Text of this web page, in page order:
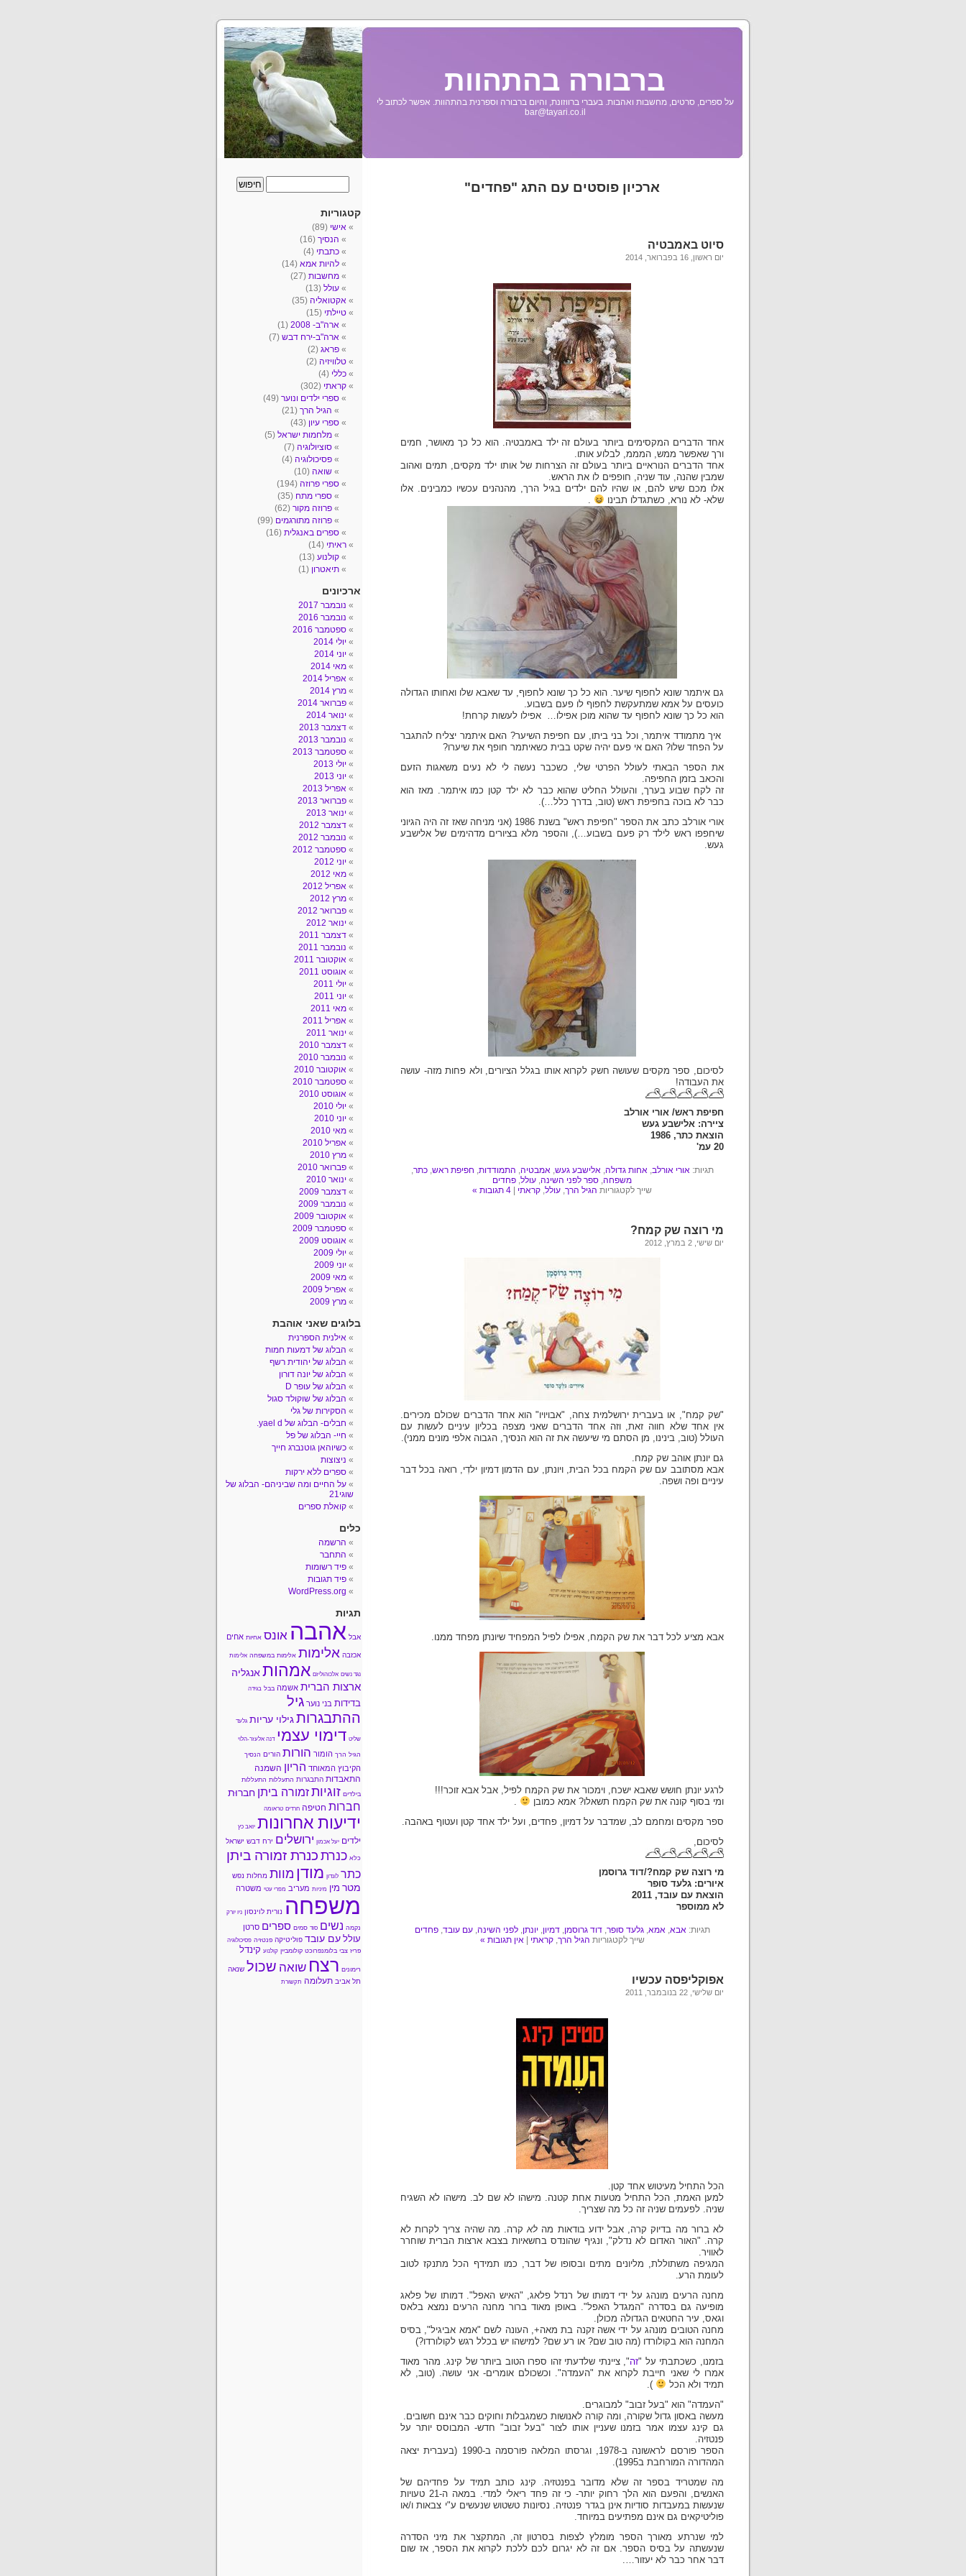
ברבורה בהתהוות
על ספרים, סרטים, מחשבות ואהבות. בעברי ברווזונת, והיום ברבורה וספרנית בהתהוות. אפשר לכתוב לי
bar@tayari.co.il
ארכיון פוסטים עם התג "פחדים"
סיוט באמבטיה
יום ראשון, 16 בפברואר, 2014
אחד הדברים המקסימים ביותר בעולם זה ילד באמבטיה. הוא כל כך מאושר, חמים
ורך שאפשר ממש, המממ, לבלוע אותו.
אחד הדברים הנוראיים ביותר בעולם זה הצרחות של אותו ילד מקסים, תמים ואהוב
שמבין שהנה, עוד שניה, חופפים לו את הראש.
אלו מכם שיש להם, או שהיו להם ילדים בגיל הרך, מהנהנים עכשיו כמבינים. אלו
שלא- לא נורא, כשתגדלו תבינו
.
גם איתמר שונא לחפוף שיער. הוא כל כך שונא לחפוף, עד שאבא שלו ואחותו הגדולה
כועסים על אמא שמתעקשת לחפוף לו פעם בשבוע.
הוא כל כך שונא לחפוף עד שהוא מוכן אפילו… אפילו לעשות קרחת!
איך מתמודד איתמר, וכל בני ביתו, עם חפיפת השיער? האם איתמר יצליח להתגבר
על הפחד שלו? האם אי פעם יהיה שקט בבית כשאיתמר חופף את שיערו?
את הספר הבאתי לעולל הפרטי שלי, כשכבר נעשה לי לא נעים משאגות הזעם
והכאב בזמן החפיפה.
זה לקח שבוע בערך, והעולל החליט שהוא כבר לא ילד קטן כמו איתמר. מאז הוא
כבר לא בוכה בחפיפת ראש (טוב, בדרך כלל…).
אורי אורלב כתב את הספר "חפיפת ראש" בשנת 1986 (אני מניחה שאז זה היה הגיוני
שיחפפו ראש לילד רק פעם בשבוע…), והספר מלא בציורים מדהימים של אלישבע
געש.
לסיכום, ספר מקסים שעושה חשק לקרוא אותו בגלל הציורים, ולא פחות מזה- עושה
את העבודה!
חפיפת ראש/ אורי אורלב
ציירה: אלישבע געש
הוצאת כתר, 1986
20 עמ'
תגיות:אורי אורלב,אחות גדולה,אלישבע געש,אמבטיה, התמודדות, חפיפת ראש,כתר,
משפחה, ספר לפני השינה, עולל, פחדים
שייך לקטגוריות הגיל הרך, עולל, קראתי 4 תגובות »
מי רוצה שק קמח?
יום שישי, 2 במרץ, 2012
"שק קמח", או בעברית ירושלמית צחה, "אבויויו" הוא אחד הדברים שכולם מכירים.
אין אחד שלא חווה זאת, וזה אחד הדברים שאני מצפה בכליון עיניים לעשות עם
העולל (טוב, בינינו, מן הסתם מי שיעשה את זה הוא הנסיך, הגבוה אלפי מונים ממני).
גם יונתן אוהב שק קמח.
אבא מסתובב עם שק הקמח בכל הבית, ויונתן, עם הדמון דמיון ילדִי, רואה בכל דבר
עיניים ופה ושפה.
אבא מציע לכל דבר את שק הקמח, אפילו לפיל המפחיד שיונתן מפחד ממנו.
לרגע יונתן חושש שאבא ישכח, וימכור את שק הקמח לפיל, אבל אבא זוכר!!!
ומי בסוף קונה את שק הקמח תשאלו? אמא כמובן
.
ספר מקסים ומחמם לב, שמדבר על דמיון, פחדים, ועל ילד אחד קטן ועטוף באהבה.
לסיכום,
מי רוצה שק קמח?/דוד גרוסמן
איורים: גלעד סופר
הוצאת עם עובד, 2011
לא ממוספר
תגיות:אבא,אמא,גלעד סופר,דוד גרוסמן,דמיון,יונתן,לפני השינה,עם עובד,פחדים
שייך לקטגוריות הגיל הרך,קראתי |אין תגובות »
אפוקליפסה עכשיו
יום שלישי, 22 בנובמבר, 2011
הכל התחיל מעיטוש אחד קטן.
למען האמת, הכל התחיל מטעות אחת קטנה. מישהו לא שם לב. מישהו לא השגיח
שניה. לפעמים שניה זה כל מה שצריך.
לא ברור מה בדיוק קרה, אבל ידוע בודאות מה לאקרה. מה שהיה צריך לקרות לא
קרה. "האור האדום לא נדלק", ונגיף שהונדס בחשאיות בצבא ארצות הברית שוחרר
לאוויר.
המגיפה משתוללת, מליונים מתים ובסופו של דבר, כמו תמידף הכל מתנקז לטוב
לעומת הרע.
מחנה הרעים מונהג על ידי דמותו של רנדל פלאג, "האיש האפל". דמותו של פלאג
מופיעה גם בסדרה "המגדל האפל". באופן מאוד ברור מחנה הרעים נמצא בלאס
וגאס, עיר החטאים הגדולה מכולן.
מחנה הטובים מונהג על ידי אשה זקנה בת מאה+, העונה לשם "אמא אביגיל", בסיס
המחנה הוא בקולורדו (מה טוב שם? או רע שם? למישהו יש בכלל רגש לקולורדו?)
בזמנו, כשכתבתי על "זה", ציינתי שלדעתי זהו ספרו הטוב ביותר של קינג. מהר מאוד
אמרו לי שאני חייבת לקרוא את "העמדה". וכשכולם אומרים- אני עושה. (טוב, לא
תמיד ולא הכל
).
"העמדה" הוא "בעל זבוב" למבוגרים.
מעשה באסון גדול שקורה, ומה קורה לאנושות כשמגבלות וחוקים כבר אינם חשובים.
גם קינג עצמו אמר בזמנו שעניין אותו לצור "בעל זבוב" חדש- המבוסס יותר על
פנטזיה.
הספר פורסם לראשונה ב-1978, וגרסתו המלאה פורסמה ב-1990 (בעברית יצאה
המהדורה המורחבת ב1995).
מה שמטריד בספר זה שלא מדובר בפנטזיה. קינג כותב תמיד על פחדיהם של
האנשים, והפעם הוא הלך רחוק יותר- כי זה פחד ריאלי למדי. במאה ה-21 טעויות
שנעשות במעבדות סודיות אינן בגדר פנטזיה. נסיונות טשטוש שנעשים ע"י צבאות ו/או
פוליטיקאים גם אינם מפתיעים במיוחד.
למי שנרתע מאורך הספר מומלץ לצפות בסרטון זה, המתקצר את מיני הסדרה
שנעשתה על בסיס הספר. אם זה לא יגרום לכם ללכת לקרוא את הספר, אז שום
דבר אחר כבר לא יעזור….
קטגוריות
אישי (89)
הנסיך (16)
כתבתי (4)
להיות אמא (14)
מחשבות (27)
עולל (13)
אקטואליה (35)
טיילתי (15)
ארה"ב- 2008
(1)
ארה"ב-ירח דבש (7)
פראג (2)
טלוויזיה (2)
כללי (4)
קראתי (302)
ספרי ילדים ונוער (49)
הגיל הרך (21)
ספרי עיון (43)
מלחמות ישראל (5)
סוציולוגיה (7)
פסיכולוגיה (4)
שואה (10)
ספרי פרוזה (194)
ספרי מתח (35)
פרוזה מקור (62)
פרוזה מתורגמים (99)
ספרים באנגלית (16)
ראיתי (14)
קולנוע (13)
תיאטרון (1)
ארכיונים
נובמבר 2017
נובמבר 2016
ספטמבר 2016
יולי 2014
יוני 2014
מאי 2014
אפריל 2014
מרץ 2014
פברואר 2014
ינואר 2014
דצמבר 2013
נובמבר 2013
ספטמבר 2013
יולי 2013
יוני 2013
אפריל 2013
פברואר 2013
ינואר 2013
דצמבר 2012
נובמבר 2012
ספטמבר 2012
יוני 2012
מאי 2012
אפריל 2012
מרץ 2012
פברואר 2012
ינואר 2012
דצמבר 2011
נובמבר 2011
אוקטובר 2011
אוגוסט 2011
יולי 2011
יוני 2011
מאי 2011
אפריל 2011
ינואר 2011
דצמבר 2010
נובמבר 2010
אוקטובר 2010
ספטמבר 2010
אוגוסט 2010
יולי 2010
יוני 2010
מאי 2010
אפריל 2010
מרץ 2010
פברואר 2010
ינואר 2010
דצמבר 2009
נובמבר 2009
אוקטובר 2009
ספטמבר 2009
אוגוסט 2009
יולי 2009
יוני 2009
מאי 2009
אפריל 2009
מרץ 2009
בלוגים שאני אוהבת
אילנית הספרנית
הבלוג של דמעות חמות
הבלוג של יהודית רשף
הבלוג של יונה דורון
הבלוג של עופר D
הבלוג של שוקולד סגול
הסקירות של גלי
חבלים- הבלוג של yael d.
חיי- הבלוג של פל
כשיוהאן גוטנברג חייך
ניצוצות
ספרים ללא ירקות
על החיים ומה שביניהם- הבלוג של
שוגי21
קואלת ספרים
כלים
הרשמה
התחבר
פיד רשומות
פיד תגובות
WordPress.org
תגיות
אבל אהבה אונס אחיות אחים
אכזבה אלימות אלימות במשפחה אלימות
נגד נשים אלכוהוליזם אמהותאנגליה
ארצות הברית אשמה בבל בגידה
בדידות בני נוער גיל
ההתבגרות גילוי עריות גלעד
שליט דימוי עצמי דנה אלעזר-הלוי
הגיל הרך הומור הורות הורים הנסיך
הקיבוץ המאוחד הריון השמנה
התאבדות התבגרות התעללות התעללות
בילדים זוגיותזמורה ביתן חברוּת
חברות חטיפה חרדים טראומה
ידיעות אחרונות יואב כץ
ילדים יעל אכמון ירושלים ירח דבש ישראל
כלא כנרת כנרת זמורה ביתן
כתר לונדון מודן מוות מחלות נפש
מטר מין מיניות מעריב מפרי עטי משטרה
משפחה נורית לוינסון ניו יורק
נקמה נשים סוד סמים ספרים סרטן
עולל עם עובד פוליטיקה פנטזיה פסיכולוגיה
פריז צבי בלומנפרוכט קולומביין קולנוע קינדל
רימונים רצח שואה שכול שנאה
תל אביב תעלומה תקשורת